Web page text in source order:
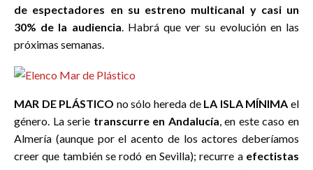
de espectadores en su estreno multicanal y casi un
30% de la audiencia. Habrá que ver su evolución en las
próximas semanas.
MAR DE PLÁSTICO no sólo hereda de LA ISLA MÍNIMA el
género. La serie transcurre en Andalucía , en este caso en
Almería (aunque por el acento de los actores deberíamos
creer que también se rodó en Sevilla); recurre a efectistas